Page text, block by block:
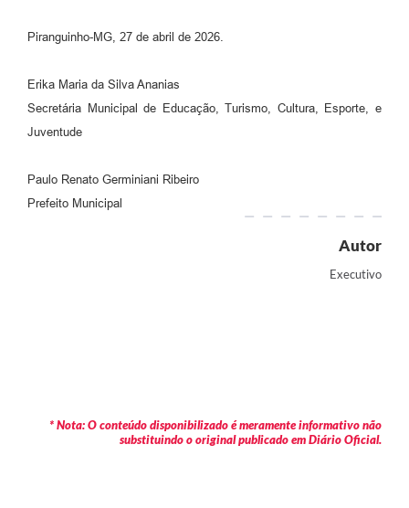
Piranguinho-MG, 27 de abril de 2026.
Erika Maria da Silva Ananias
Secretária Municipal de Educação, Turismo, Cultura, Esporte, e
Juventude
Paulo Renato Germiniani Ribeiro
Prefeito Municipal
Autor
Executivo
* Nota: O conteúdo disponibilizado é meramente informativo não
substituindo o original publicado em Diário Oficial.